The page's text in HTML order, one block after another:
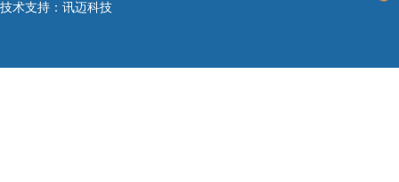
技术支持： 讯迈科技